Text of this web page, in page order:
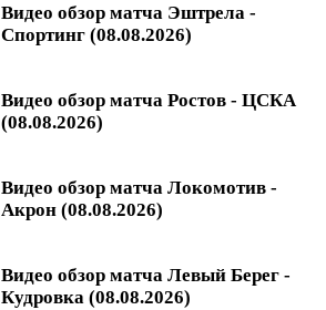
Видео обзор матча Эштрела -
Спортинг (08.08.2026)
Видео обзор матча Ростов - ЦСКА
(08.08.2026)
Видео обзор матча Локомотив -
Акрон (08.08.2026)
Видео обзор матча Левый Берег -
Кудровка (08.08.2026)